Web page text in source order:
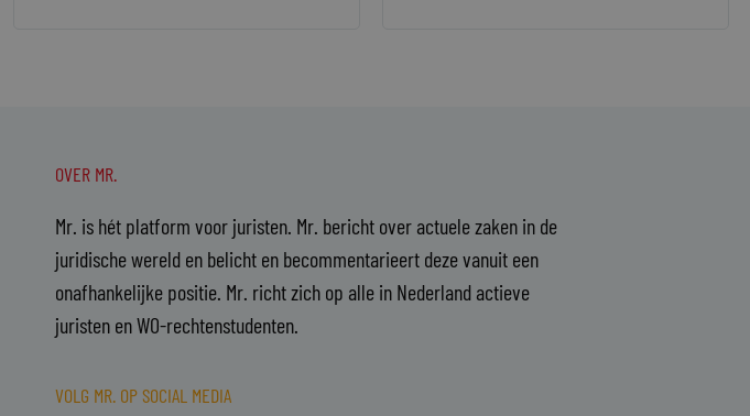
OVER MR.
Mr. is hét platform voor juristen. Mr. bericht over actuele zaken in de
juridische wereld en belicht en becommentarieert deze vanuit een
onafhankelijke positie. Mr. richt zich op alle in Nederland actieve
juristen en WO-rechtenstudenten.
VOLG MR. OP SOCIAL MEDIA